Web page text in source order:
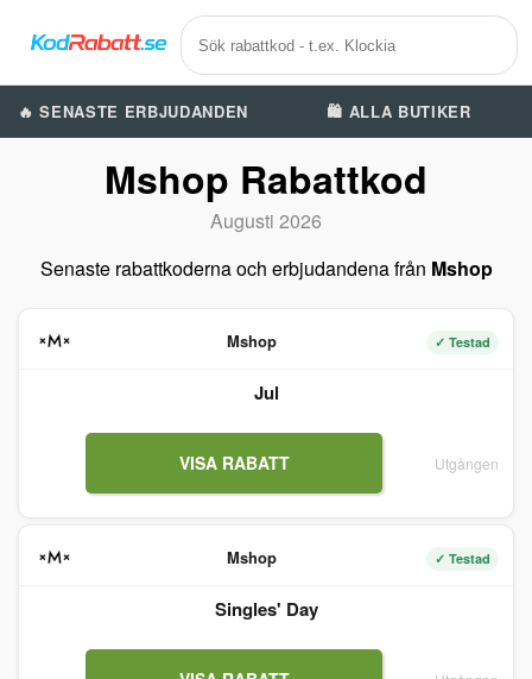
🔥 SENASTE ERBJUDANDEN 🛍️ ALLA BUTIKER
Mshop Rabattkod
Augusti 2026
Senaste rabattkoderna och erbjudandena från Mshop
Mshop ✓ Testad
Jul
VISA RABATT Utgången
Mshop ✓ Testad
Singles' Day